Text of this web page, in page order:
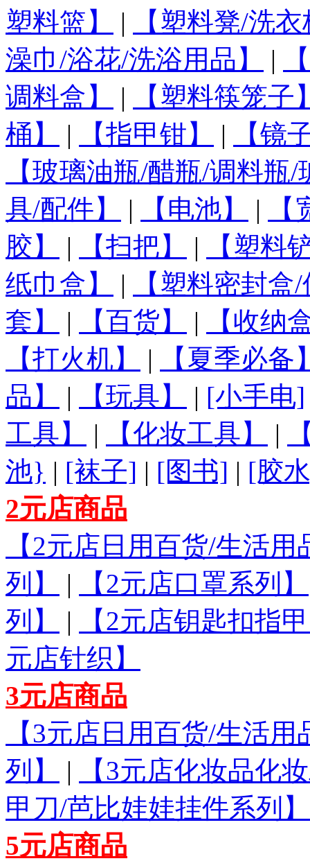
塑料篮】
|
【塑料凳/洗
澡巾/浴花/洗浴用品】
|
调料盒】
|
【塑料筷笼子
桶】
| 【指甲钳】 |
【镜
【玻璃油瓶/醋瓶/调料瓶
具/配件】
| 【电池】 |
胶】
| 【扫把】 |
【塑料
纸巾盒】
|
【塑料密封盒
套】
| 【百货】 |
【收纳
【打火机】
|
【夏季必备
品】
| 【玩具】 | [小手电]
工具】
| 【化妆工具】 |
池} | [袜子] | [图书] | [胶
2元店商品
【2元店日用百货/生活
列】
| 【2元店口罩系列】
列】
|
【2元店钥匙扣指
元店针织】
3元店商品
【3元店日用百货/生活
列】
|
【3元店化妆品化
甲刀/芭比娃娃挂件系列】
5元店商品